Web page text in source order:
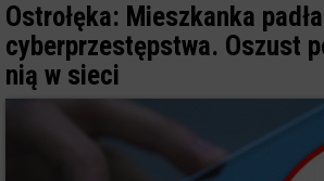
Ostrołęka: Mieszkanka
cyberprzestępstwa. Oszust
nią w sieci